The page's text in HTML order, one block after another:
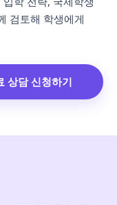
검토해 학생에게
담 신청하기